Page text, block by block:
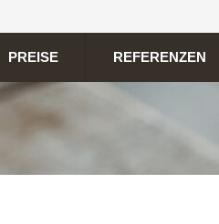
PREISE REFERENZEN